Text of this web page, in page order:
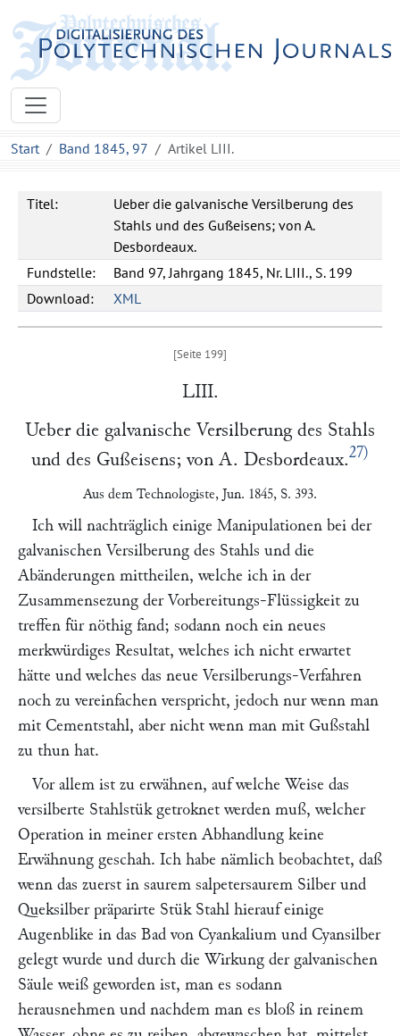
Start Band 1845, 97 Artikel LIII.
Titel:
Ueber die galvanische Versilberung des
Stahls und des Gußeisens; von A.
Desbordeaux.
Fundstelle:
Band 97, Jahrgang 1845, Nr. LIII., S. 199
Download:
XML
LIII.
Ueber die galvanische Versilberung des Stahls
und des Gußeisens; von A. Desbordeaux.27)
Aus dem Technologiste, Jun. 1845, S. 393.
Ich will nachträglich einige Manipulationen bei der
galvanischen Versilberung des Stahls und die
Abänderungen mittheilen, welche ich in der
Zusammensezung der Vorbereitungs-Flüssigkeit zu
treffen für nöthig fand; sodann noch ein neues
merkwürdiges Resultat, welches ich nicht erwartet
hätte und welches das neue Versilberungs-Verfahren
noch zu vereinfachen verspricht, jedoch nur wenn man
mit Cementstahl, aber nicht wenn man mit Gußstahl
zu thun hat.
Vor allem ist zu erwähnen, auf welche Weise das
versilberte Stahlstük getroknet werden muß, welcher
Operation in meiner ersten Abhandlung keine
Erwähnung geschah. Ich habe nämlich beobachtet, daß
wenn das zuerst in saurem salpetersaurem Silber und
Queksilber präparirte Stük Stahl hierauf einige
Augenblike in das Bad von Cyankalium und Cyansilber
gelegt wurde und durch die Wirkung der galvanischen
Säule weiß geworden ist, man es sodann
herausnehmen und nachdem man es bloß in reinem